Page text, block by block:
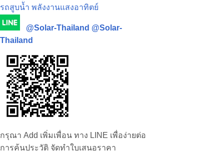
รถสูบน้ำ พลังงานแสงอาทิตย์
@Solar-Thailand @Solar-
Thailand
กรุณา Add เพิ่มเพื่อน ทาง LINE เพื่อง่ายต่อ
การค้นประวัติ จัดทำใบเสนอราคา